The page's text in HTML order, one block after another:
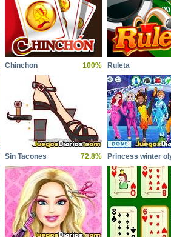
Chinchon 100% Ruleta
Sin Tacones 72.8%